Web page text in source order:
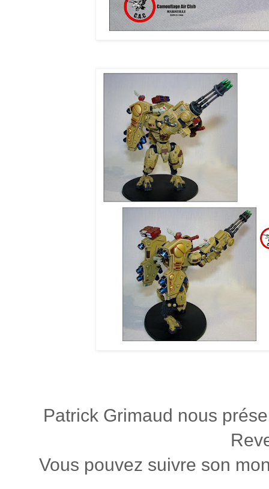
Patrick Grimaud nous
Vous pouvez suivre son